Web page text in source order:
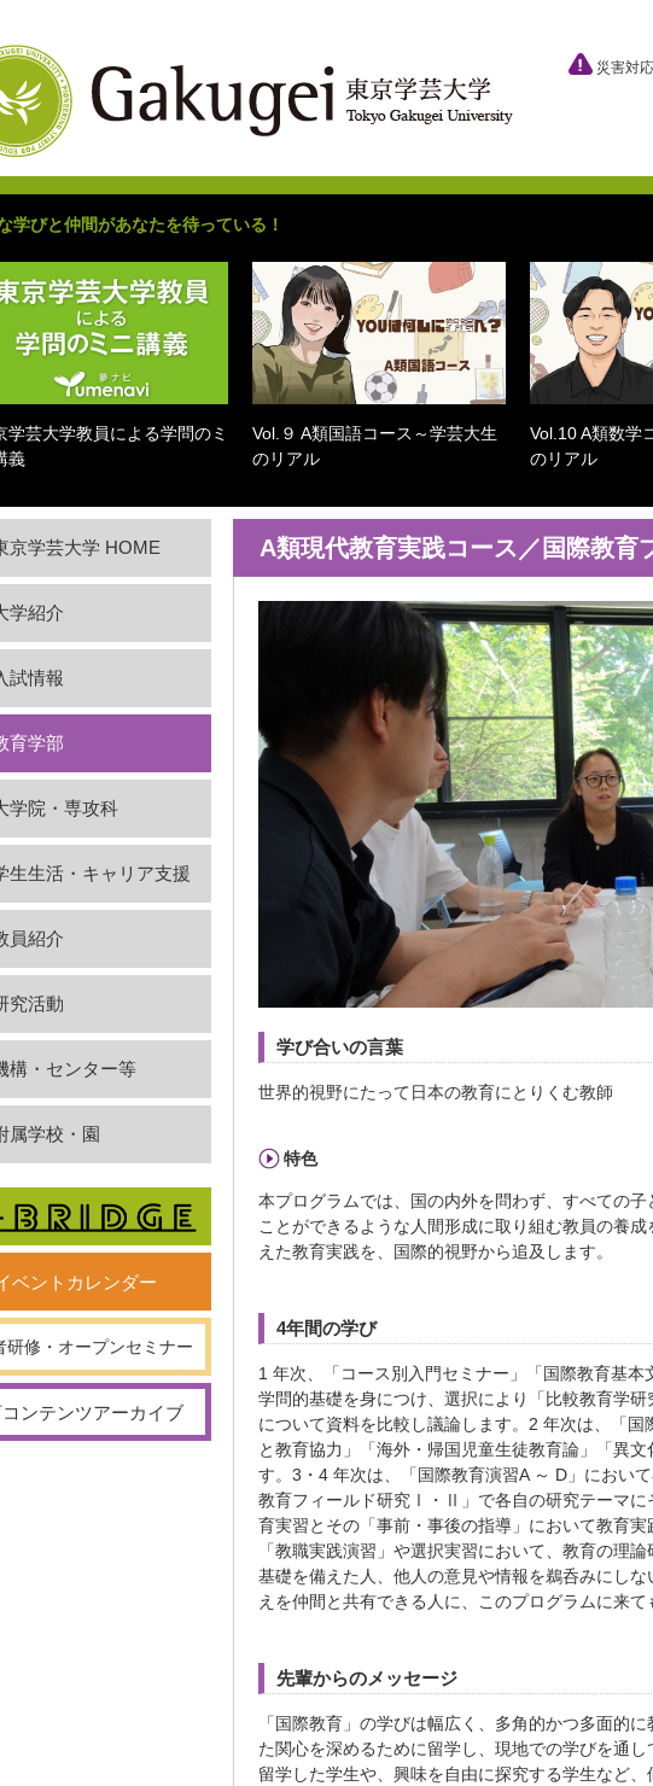
災害対
学びと仲間があなたを待っている！
学芸大学教員による学問のミ
義
Vol.９ A類国語コース～学芸大生
のリアル
Vol.10 A類数学
のリアル
京学芸大学 HOME
学紹介
試情報
育学部
学院・専攻科
生生活・キャリア支援
員紹介
究活動
構・センター等
属学校・園
ベントカレンダー
研修・オープンセミナー
ンテンツアーカイブ
A類現代教育実践コース／国際教育
学び合いの言葉
世界的視野にたって日本の教育にとりくむ教師
特色
本プログラムでは、国の内外を問わず、すべての
ことができるような人間形成に取り組む教員の養
えた教育実践を、国際的視野から追及します。
4年間の学び
1 年次、「コース別入門セミナー」「国際教育基
学問的基礎を身につけ、選択により「比較教育学
について資料を比較し議論します。2 年次は、「
と教育協力」「海外・帰国児童生徒教育論」「異
す。3・4 年次は、「国際教育演習A ～ D」におい
教育フィールド研究Ⅰ・Ⅱ」で各自の研究テーマに
育実習とその「事前・事後の指導」において教育
「教職実践演習」や選択実習において、教育の理
基礎を備えた人、他人の意見や情報を鵜呑みにし
えを仲間と共有できる人に、このプログラムに来て
先輩からのメッセージ
「国際教育」の学びは幅広く、多角的かつ多面的
た関心を深めるために留学し、現地での学びを通
留学した学生や、興味を自由に探究する学生など